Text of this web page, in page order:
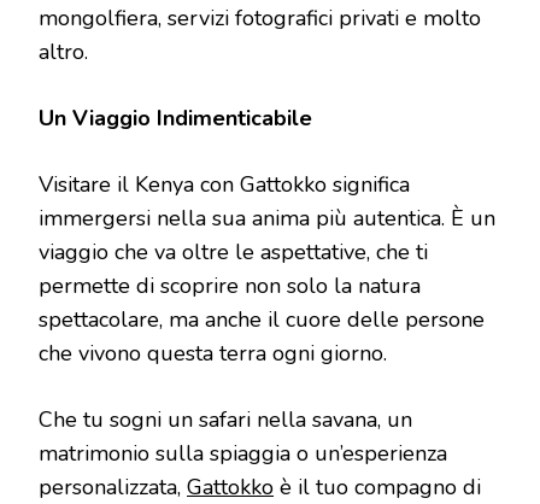
mongolfiera, servizi fotografici privati e molto
altro.
Un Viaggio Indimenticabile
Visitare il Kenya con Gattokko significa
immergersi nella sua anima più autentica. È un
viaggio che va oltre le aspettative, che ti
permette di scoprire non solo la natura
spettacolare, ma anche il cuore delle persone
che vivono questa terra ogni giorno.
Che tu sogni un safari nella savana, un
matrimonio sulla spiaggia o un’esperienza
personalizzata, Gattokko è il tuo compagno di